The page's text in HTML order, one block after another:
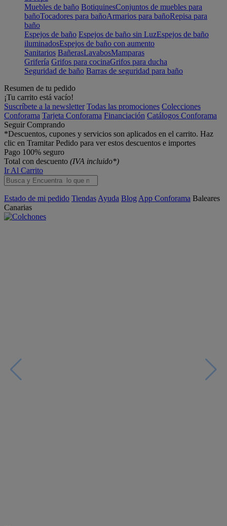
Muebles de baño BotiquinesConjuntos de muebles para
bañoTocadores para bañoArmarios para bañoRepisa para
baño
Espejos de baño Espejos de baño sin LuzEspejos de baño
iluminadosEspejos de baño con aumento
Sanitarios BañerasLavabosMamparas
Grifería Grifos para cocinaGrifos para ducha
Seguridad de baño Barras de seguridad para baño
Resumen de tu pedido
¡Tu carrito está vacío!
Suscríbete a la newsletter Todas las promociones Colecciones
Conforama Tarjeta Conforama Financiación Catálogos Conforama
Seguir Comprando
*Descuentos, cupones y servicios son aplicados en el carrito. Haz
clic en Tramitar Pedido para ver estos descuentos e importes
Pago 100% seguro
Total con descuento (IVA incluido*)
Ir Al Carrito
Estado de mi pedido Tiendas Ayuda Blog App Conforama Baleares
Canarias